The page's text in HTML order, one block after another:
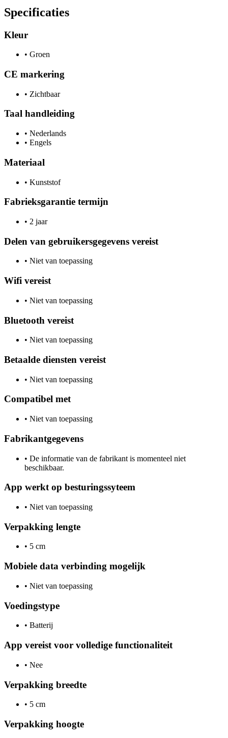
Specificaties
Kleur
• Groen
CE markering
• Zichtbaar
Taal handleiding
• Nederlands
• Engels
Materiaal
• Kunststof
Fabrieksgarantie termijn
• 2 jaar
Delen van gebruikersgegevens vereist
• Niet van toepassing
Wifi vereist
• Niet van toepassing
Bluetooth vereist
• Niet van toepassing
Betaalde diensten vereist
• Niet van toepassing
Compatibel met
• Niet van toepassing
Fabrikantgegevens
• De informatie van de fabrikant is momenteel niet
beschikbaar.
App werkt op besturingssyteem
• Niet van toepassing
Verpakking lengte
• 5 cm
Mobiele data verbinding mogelijk
• Niet van toepassing
Voedingstype
• Batterij
App vereist voor volledige functionaliteit
• Nee
Verpakking breedte
• 5 cm
Verpakking hoogte